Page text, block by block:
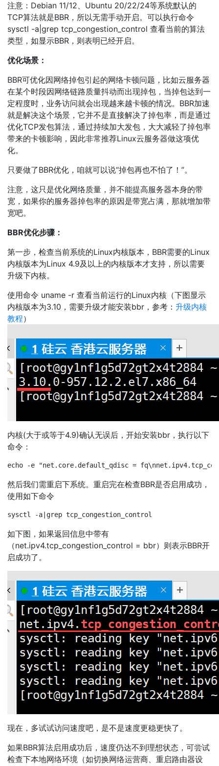
注意：Debian 11/12、Ubuntu 20/22/24等系统默认的
TCP算法就是BBR，所以无需手动开启。可以执行命令
sysctl -a|grep tcp_congestion_control 查看当前的算法
类型，如显示BBR，则表明已经开启。
优化场景：
BBR可优化因网络掉包引起的网络卡顿问题，比如云服务器
在某个时段因网络链路质量抖动而出现掉包，当掉包达到一
定程度时，业务访问就会出现越来越卡顿的情况。BBR加速
就是解决这个场景，它并不是直接解决了掉包率，而是通过
优化TCP发包算法，通过持续加大发包，大大减轻了掉包率
带来的卡顿影响，因此非常推荐Linux云服务器做这项优
化。
只要做了BBR优化，咱就可以说“掉包再也不怕了！”。
注意，这只是优化网络质量，并不能提高服务器本身的带
宽，如果你的服务器掉包率的原因是带宽占满，那就增加带
宽吧。
BBR优化步骤：
第一步，检查当前系统的Linux内核版本，BBR需要的Linux
内核版本为Linux 4.9及以上的内核版本才支持，所以需要
升级下内核。
使用命令 uname -r 查看当前运行的Linux内核（下图显示
内核版本为3.10，需要升级才能安装bbr，参考： 升级内核
教程）
内核(大于或等于4.9)确认无误后，开始安装bbr，执行以下
命令：
然后我们需重启下系统。重启完在检查BBR是否启用成功，
使用如下命令
如下图，如果返回信息中带有
（net.ipv4.tcp_congestion_control = bbr）则表示BBR开
启成功了。
现在，多试试访问速度吧，是不是速度更稳更快了。
如果BBR算法启用成功后，速度仍达不到理想状态，可尝试
检查下本地网络环境（如切换网络运营商、重启路由器设